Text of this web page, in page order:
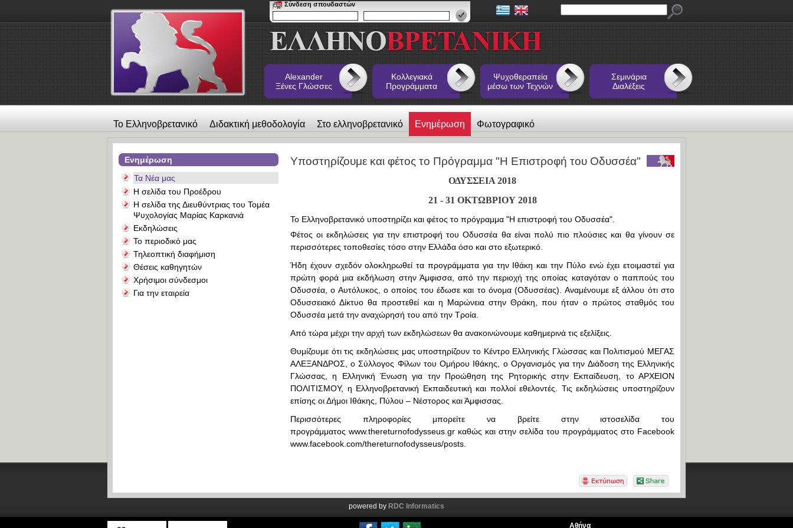
Σύνδεση σπουδαστών
Σεμινάρια
Διαλέξεις
Ψυχοθεραπεία
μέσω των Τεχνών
Κολλεγιακά
Προγράμματα
Alexander
Ξένες Γλώσσες
Το Ελληνοβρετανικό Διδακτική μεθοδολογία Στο ελληνοβρετανικό Ενημέρωση Φωτογραφικό
λεύκωμα Επικοινωνία Alexander Ξένες Γλώσσες
Ενημέρωση
Τα Νέα μας
Η σελίδα του Προέδρου
Η σελίδα της Διευθύντριας του Τομέα
Ψυχολογίας Μαρίας Καρκανιά
Εκδηλώσεις
Το περιοδικό μας
Τηλεοπτική διαφήμιση
Θέσεις καθηγητών
Χρήσιμοι σύνδεσμοι
Για την εταιρεία
Υποστηρίζουμε και φέτος το Πρόγραμμα "Η Επιστροφή του Οδυσσέα"
ΟΔΥΣΣΕΙΑ 2018
21 - 31 ΟΚΤΩΒΡΙΟΥ 2018
Το Ελληνοβρετανικό υποστηρίζει και φέτος το πρόγραμμα "Η επιστροφή του Οδυσσέα".
Φέτος οι εκδηλώσεις για την επιστροφή του Οδυσσέα θα είναι πολύ πιο πλούσιες και θα γίνουν σε
περισσότερες τοποθεσίες τόσο στην Ελλάδα όσο και στο εξωτερικό.
Ήδη έχουν σχεδόν ολοκληρωθεί τα προγράμματα για την Ιθάκη και την Πύλο ενώ έχει ετοιμαστεί για
πρώτη φορά μια εκδήλωση στην Άμφισσα, από την περιοχή της οποίας καταγόταν ο παππούς του
Οδυσσέα, ο Αυτόλυκος, ο οποίος του έδωσε και το όνομα (Οδυσσέας). Αναμένουμε εξ άλλου ότι στο
Οδυσσειακό Δίκτυο θα προστεθεί και η Μαρώνεια στην Θράκη, που ήταν ο πρώτος σταθμός του
Οδυσσέα μετά την αναχώρησή του από την Τροία.
Από τώρα μέχρι την αρχή των εκδηλώσεων θα ανακοινώνουμε καθημερινά τις εξελίξεις.
Θυμίζουμε ότι τις εκδηλώσεις μας υποστηρίζουν το Κέντρο Ελληνικής Γλώσσας και Πολιτισμού ΜΕΓΑΣ
ΑΛΕΞΑΝΔΡΟΣ, ο Σύλλογος Φίλων του Ομήρου Ιθάκης, ο Οργανισμός για την Διάδοση της Ελληνικής
Γλώσσας, η Ελληνική Ένωση για την Προώθηση της Ρητορικής στην Εκπαίδευση, το ΑΡΧΕΙΟΝ
ΠΟΛΙΤΙΣΜΟΥ, η Ελληνοβρετανική Εκπαιδευτική και πολλοί εθελοντές. Τις εκδηλώσεις υποστηρίζουν
επίσης οι Δήμοι Ιθάκης, Πύλου – Νέστορος και Άμφισσας.
Περισσότερες πληροφορίες μπορείτε να βρείτε στην ιστοσελίδα του
προγράμματος www.thereturnofodysseus.gr καθώς και στην σελίδα του προγράμματος στο Facebook
www.facebook.com/thereturnofodysseus/posts.
powered by RDC Informatics
Αθήνα